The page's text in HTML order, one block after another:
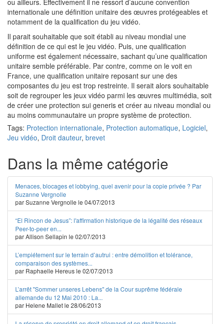
ou ailleurs. Effectivement il ne ressort d’aucune convention
internationale une définition unitaire des œuvres protégeables et
notamment de la qualification du jeu vidéo.
Il parait souhaitable que soit établi au niveau mondial une
définition de ce qui est le jeu vidéo. Puis, une qualification
uniforme est également nécessaire, sachant qu’une qualification
unitaire semble préférable. Par contre, comme on le voit en
France, une qualification unitaire reposant sur une des
composantes du jeu est trop restreinte. Il serait alors souhaitable
soit de regrouper les jeux vidéo parmi les œuvres multimédia, soit
de créer une protection sui generis et créer au niveau mondial ou
au moins communautaire un propre système de protection.
Tags: Protection internationale, Protection automatique, Logiciel,
Jeu vidéo, Droit dauteur, brevet
Dans la même catégorie
Menaces, blocages et lobbying, quel avenir pour la copie privée ? Par
Suzanne Vergnolle
par Suzanne Vergnolle le 04/07/2013
“El Rincon de Jesus”: l'affirmation historique de la légalité des réseaux
Peer-to-peer en...
par Allison Sellapin le 02/07/2013
L’empiétement sur le terrain d’autrui : entre démolition et tolérance,
comparaison des systèmes...
par Raphaelle Hereus le 02/07/2013
L’arrêt "Sommer unseres Lebens" de la Cour suprême fédérale
allemande du 12 Mai 2010 : La...
par Helene Mallet le 28/06/2013